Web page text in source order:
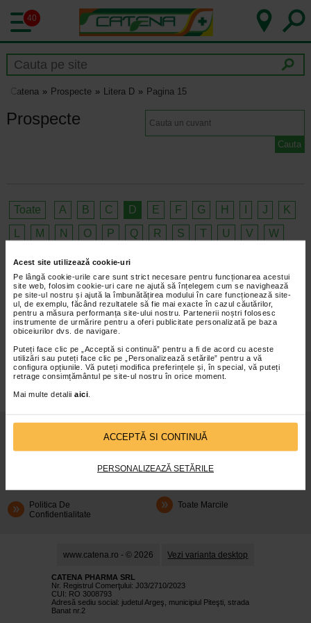
Acest site utilizează cookie-uri
Pe lângă cookie-urile care sunt strict necesare pentru funcționarea acestui
site web, folosim cookie-uri care ne ajută să înțelegem cum se navighează
pe site-ul nostru și ajută la îmbunătățirea modului în care funcționează site-
ul, de exemplu, făcând rezultatele să fie mai exacte în cazul căutărilor,
pentru a măsura performanța site-ului nostru. Partenerii noștri folosesc
instrumente de urmărire pentru a oferi publicitate personalizată pe baza
obiceiurilor dvs. de navigare.
Puteți face clic pe „Acceptă si continuă” pentru a fi de acord cu aceste
utilizări sau puteți face clic pe „Personalizează setările” pentru a vă
configura opțiunile. Vă puteți modifica preferințele și, în special, vă puteți
retrage consimțământul pe site-ul nostru în orice moment.
Mai multe detalii aici
ACCEPTĂ SI CONTINUĂ
PERSONALIZEAZĂ SETĂRILE
40
Catena Prospecte Litera D Pagina 15
Prospecte
Toate A B C D E F G H J
K
M N O P Q R S T U V
W
X
Y
Z
Nu exista rezultate pentru cuvantul cautat!
<<
< 12 13 14
infoline@catena.ro
Oferte
Politica De
Confidentialitate
Toate Marcile
www.catena.ro - © 2026 Vezi varianta desktop
CATENA PHARMA SRL
Nr. Registrul Comerţului: J03/2710/2023
CUI: RO 3008793
Adresă sediu social: judetul Argeş, municipiul Piteşti, strada
Banat nr.2